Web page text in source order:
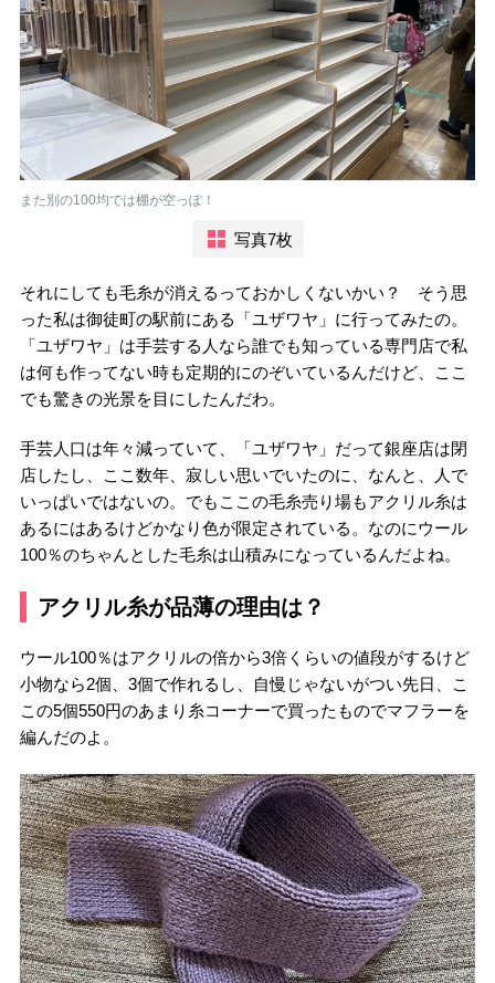
また別の100均では棚が空っぽ！
写真7枚
それにしても毛糸が消えるっておかしくないかい？ そう思
った私は御徒町の駅前にある「ユザワヤ」に行ってみたの。
「ユザワヤ」は手芸する人なら誰でも知っている専門店で私
は何も作ってない時も定期的にのぞいているんだけど、ここ
でも驚きの光景を目にしたんだわ。
手芸人口は年々減っていて、「ユザワヤ」だって銀座店は閉
店したし、ここ数年、寂しい思いでいたのに、なんと、人で
いっぱいではないの。でもここの毛糸売り場もアクリル糸は
あるにはあるけどかなり色が限定されている。なのにウール
100％のちゃんとした毛糸は山積みになっているんだよね。
アクリル糸が品薄の理由は？
ウール100％はアクリルの倍から3倍くらいの値段がするけど
小物なら2個、3個で作れるし、自慢じゃないがつい先日、こ
この5個550円のあまり糸コーナーで買ったものでマフラーを
編んだのよ。